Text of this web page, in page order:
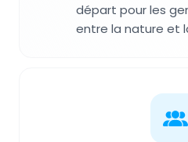
départ pour les
entre la nature et